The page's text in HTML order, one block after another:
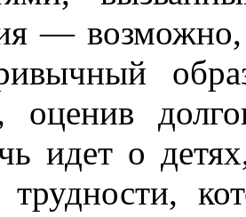
— возможно,
оценив
идет о
трудности,